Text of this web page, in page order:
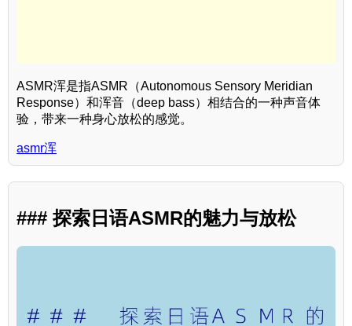
ASMR浑是指ASMR（Autonomous Sensory Meridian
Response）和浑音（deep bass）相结合的一种声音体
验，带来一种身心放松的感觉。
asmr浑
### 探索日语ASMR的魅力与放松